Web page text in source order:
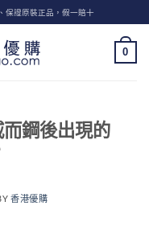
保證原裝正品，假一賠十
0
鋼後出現的
香港優購